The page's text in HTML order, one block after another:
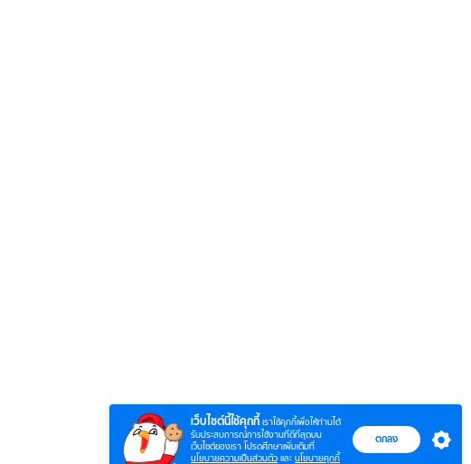
เว็บไซต์นี้ใช้คุกกี้ เราใช้คุกกี้เพื่อให้ท่านได้
รับประสบการณ์การใช้งานที่ดีที่สุดบน
เว็บไซต์ของเรา โปรดศึกษาเพิ่มเติมที่
นโยบายความเป็นส่วนตัว และ นโยบายคุกกี้
ตกลง